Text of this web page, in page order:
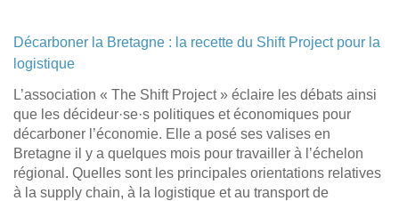
Décarboner la Bretagne : la recette du Shift Project pour la
logistique
L’association « The Shift Project » éclaire les débats ainsi
que les décideur·se·s politiques et économiques pour
décarboner l’économie. Elle a posé ses valises en
Bretagne il y a quelques mois pour travailler à l’échelon
régional. Quelles sont les principales orientations relatives
à la supply chain, à la logistique et au transport de